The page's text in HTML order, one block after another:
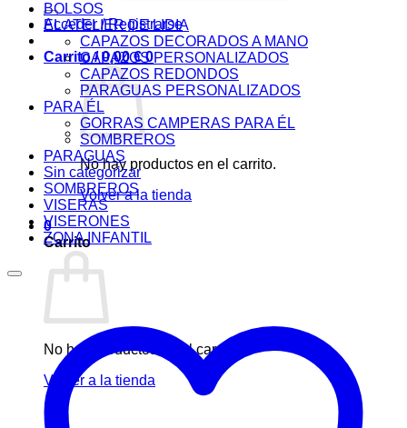
Acceder / Registrarse
Carrito /0,00€ 0
No hay productos en el carrito.
Volver a la tienda
0
Carrito
No hay productos en el carrito.
Volver a la tienda
BOLSOS
EL ATELIER DE LIDIA
CAPAZOS DECORADOS A MANO
CAPAZOS PERSONALIZADOS
CAPAZOS REDONDOS
PARAGUAS PERSONALIZADOS
PARA ÉL
GORRAS CAMPERAS PARA ÉL
SOMBREROS
PARAGUAS
Sin categorizar
SOMBREROS
VISERAS
VISERONES
ZONA INFANTIL